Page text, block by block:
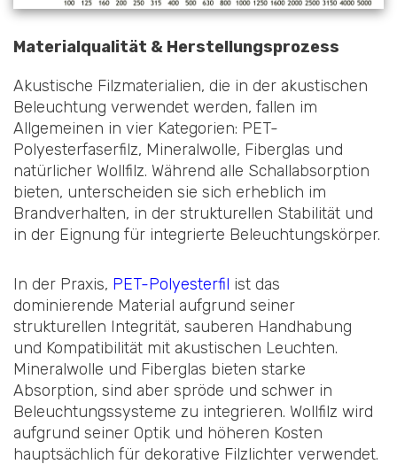
Materialqualität & Herstellungsprozess
Akustische Filzmaterialien, die in der akustischen
Beleuchtung verwendet werden, fallen im
Allgemeinen in vier Kategorien: PET-
Polyesterfaserfilz, Mineralwolle, Fiberglas und
natürlicher Wollfilz. Während alle Schallabsorption
bieten, unterscheiden sie sich erheblich im
Brandverhalten, in der strukturellen Stabilität und
in der Eignung für integrierte Beleuchtungskörper.
In der Praxis, PET-Polyesterfil ist das
dominierende Material aufgrund seiner
strukturellen Integrität, sauberen Handhabung
und Kompatibilität mit akustischen Leuchten.
Mineralwolle und Fiberglas bieten starke
Absorption, sind aber spröde und schwer in
Beleuchtungssysteme zu integrieren. Wollfilz wird
aufgrund seiner Optik und höheren Kosten
hauptsächlich für dekorative Filzlichter verwendet.